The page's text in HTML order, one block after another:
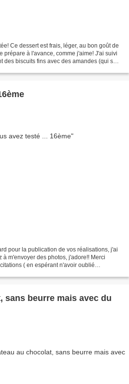
Ce dessert est frais, léger, au bon goût de
prépare à l'avance, comme j'aime! J'ai suivi
des biscuits fins avec des amandes (qui se
pour la publication de vos réalisations, j'ai
à m'envoyer des photos, j'adore!! Merci
( en espérant n'avoir oublié
sans beurre mais avec du